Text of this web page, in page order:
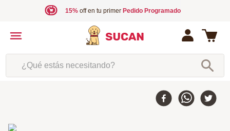
15%off en tu primer Pedido Programado
¿Qué estás necesitando?